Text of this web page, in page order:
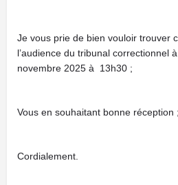
Je vous prie de bien vouloir trouver
l’audience du tribunal correctionnel
novembre 2025 à 13h30 ;
Vous en souhaitant bonne réception ;
Cordialement.